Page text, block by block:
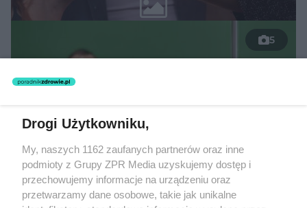
5
Drogi Użytkowniku,
My, naszych 1162 zaufanych partnerów oraz inne
podmioty z Grupy ZPR Media uzyskujemy dostęp i
przechowujemy informacje na urządzeniu oraz
przetwarzamy dane osobowe, takie jak unikalne